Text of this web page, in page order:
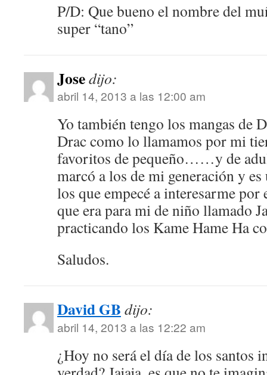
P/D: Que bueno el nombre del
super “tano”
Josedijo:
abril 14, 2013 a las 12:00 am
Yo también tengo los mangas de
Drac como lo llamamos por mi
favoritos de pequeño……y de
marcó a los de mi generación y
los que empecé a interesarme por
que era para mi de niño llamado
practicando los Kame Hame Ha
Saludos.
David GB dijo:
abril 14, 2013 a las 12:22 am
¿Hoy no será el día de los santos